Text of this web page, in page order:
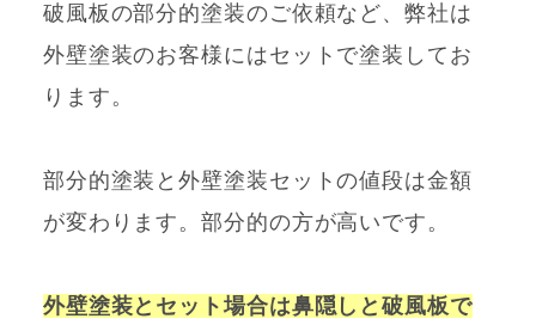
破風板の部分的塗装のご依頼など、弊社は
外壁塗装のお客様にはセットで塗装してお
ります。
部分的塗装と外壁塗装セットの値段は金額
が変わります。部分的の方が高いです。
外壁塗装とセット場合は鼻隠しと破風板で